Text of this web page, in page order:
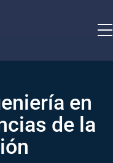
en
de la